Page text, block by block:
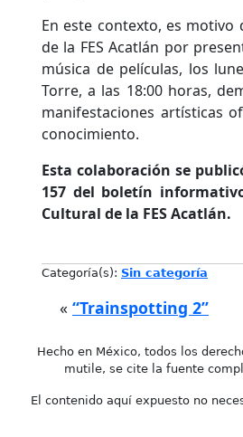
En este contexto, es motivo
de la FES Acatlán por
música de películas, los
Torre, a las 18:00 horas,
manifestaciones artísticas
conocimiento.
Esta colaboración se
157 del boletín
Cultural de la FES Acatlán.
Categoría(s): Sin categoría
« “Trainspotting 2”
Hecho en México, todos los
mutile, se cite la fuente
El contenido aquí expuesto no